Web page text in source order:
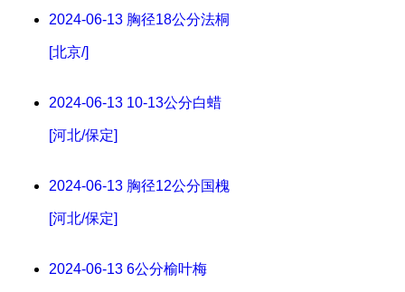
2024-06-13 胸径18公分法桐
[北京/]
2024-06-13 10-13公分白蜡
[河北/保定]
2024-06-13 胸径12公分国槐
[河北/保定]
2024-06-13 6公分榆叶梅